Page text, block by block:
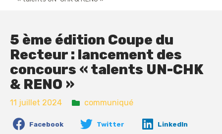
5 ème édition Coupe du
Recteur : lancement des
concours « talents UN-CHK
& RENO »
11 juillet 2024 communiqué
Facebook Twitter LinkedIn